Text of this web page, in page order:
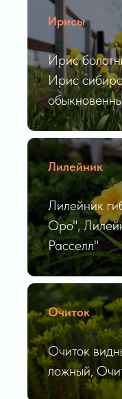
Ирисы
Ирис
Ирис
Лилейник
Лилейник
Оро",
Расселл"
Очиток
Очиток
ложный,